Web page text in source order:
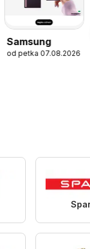
Samsung
od petka 07.08.2026